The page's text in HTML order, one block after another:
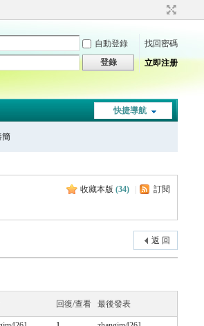
自動登錄
找回密碼
登錄 立即注册
快捷導航
簡
收藏本版 (34) 訂閱
返 回
回復/查看 最後發表